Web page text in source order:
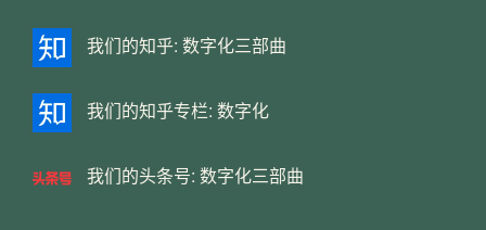
我们的知乎: 数字化三部曲
我们的知乎专栏: 数字化
我们的头条号: 数字化三部曲